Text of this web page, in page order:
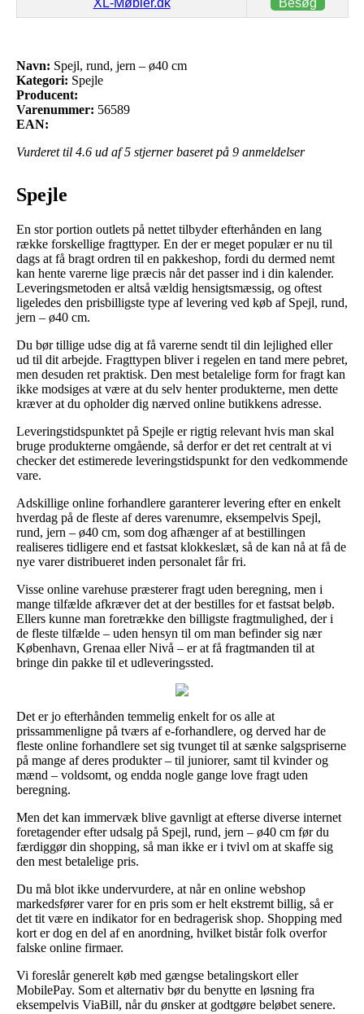
Navn: Spejl, rund, jern – ø40 cm
Kategori: Spejle
Producent:
Varenummer: 56589
EAN:
Vurderet til 4.6 ud af 5 stjerner baseret på 9 anmeldelser
Spejle
En stor portion outlets på nettet tilbyder efterhånden en lang
række forskellige fragttyper. En der er meget populær er nu til
dags at få bragt ordren til en pakkeshop, fordi du dermed nemt
kan hente varerne lige præcis når det passer ind i din kalender.
Leveringsmetoden er altså vældig hensigtsmæssig, og oftest
ligeledes den prisbilligste type af levering ved køb af Spejl, rund,
jern – ø40 cm.
Du bør tillige udse dig at få varerne sendt til din lejlighed eller
ud til dit arbejde. Fragttypen bliver i regelen en tand mere pebret,
men desuden ret praktisk. Den mest betalelige form for fragt kan
ikke modsiges at være at du selv henter produkterne, men dette
kræver at du opholder dig nærved online butikkens adresse.
Leveringstidspunktet på Spejle er rigtig relevant hvis man skal
bruge produkterne omgående, så derfor er det ret centralt at vi
checker det estimerede leveringstidspunkt for den vedkommende
vare.
Adskillige online forhandlere garanterer levering efter en enkelt
hverdag på de fleste af deres varenumre, eksempelvis Spejl,
rund, jern – ø40 cm, som dog afhænger af at bestillingen
realiseres tidligere end et fastsat klokkeslæt, så de kan nå at få de
nye varer distribueret inden personalet får fri.
Visse online varehuse præsterer fragt uden beregning, men i
mange tilfælde afkræver det at der bestilles for et fastsat beløb.
Ellers kunne man foretrække den billigste fragtmulighed, der i
de fleste tilfælde – uden hensyn til om man befinder sig nær
København, Grenaa eller Nivå – er at få fragtmanden til at
bringe din pakke til et udleveringssted.
Det er jo efterhånden temmelig enkelt for os alle at
prissammenligne på tværs af e-forhandlere, og derved har de
fleste online forhandlere set sig tvunget til at sænke salgspriserne
på mange af deres produkter – til juniorer, samt til kvinder og
mænd – voldsomt, og endda nogle gange love fragt uden
beregning.
Men det kan immervæk blive gavnligt at efterse diverse internet
foretagender efter udsalg på Spejl, rund, jern – ø40 cm før du
færdiggør din shopping, så man ikke er i tvivl om at skaffe sig
den mest betalelige pris.
Du må blot ikke undervurdere, at når en online webshop
markedsfører varer for en pris som er helt ekstremt billig, så er
det tit være en indikator for en bedragerisk shop. Shopping med
kort er dog en del af en anordning, hvilket bistår folk overfor
falske online firmaer.
Vi foreslår generelt køb med gængse betalingskort eller
MobilePay. Som et alternativ bør du benytte en løsning fra
eksempelvis ViaBill, når du ønsker at godtgøre beløbet senere.